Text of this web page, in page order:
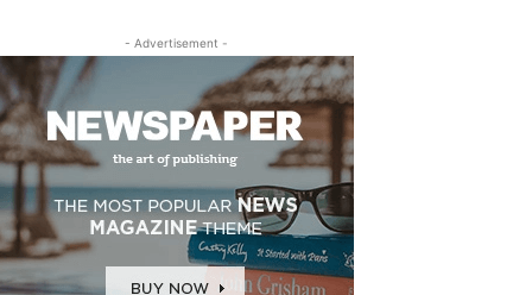
- Advertisement -